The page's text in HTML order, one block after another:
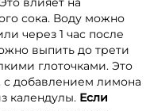
сока. Воду можно
через 1 час после
выпить до трети
глоточками. Это
с добавлением лимона
календулы. Если